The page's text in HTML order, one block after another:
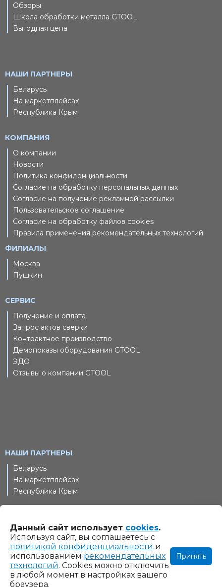
Обзоры
Школа обработки металла GTOOL
Выгодная цена
НАШИ ПАРТНЕРЫ
Беларусь
На маркетплейсах
Республика Крым
КОМПАНИЯ
О компании
Новости
Политика конфиденциальности
Согласие на обработку персональных данных
Согласие на получение рекламной рассылки
Пользовательское соглашение
Согласие на обработку файлов cookies
Правила применения рекомендательных технологий
ФИЛИАЛЫ
Москва
Пушкин
СЕРВИС
Получение и оплата
Запрос актов сверки
Контрактное производство
Демопоказы оборудования GTOOL
ЭДО
Отзывы о компании GTOOL
НАШИ ПАРТНЕРЫ
Беларусь
На маркетплейсах
Республика Крым
© 2011-2026 Шлифовальные технологии, ООО. Все права
защищены
Информация на сайте www.gtool.ru не является
публичной офертой. Указанные на сайте www.gtool.ru
цены являются ориентировочными и могут быть изменены
Данный сайт использует cookies.
Используя сайт, вы соглашаетесь с
политикой конфиденциальности и
использованием рекомендательных
технологий. Cookies можно отключить
в любой момент в настройках вашего
браузера.
Принять